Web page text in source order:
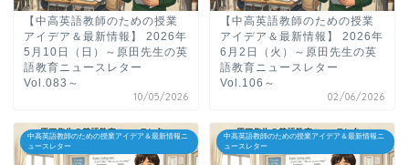
【中高英語教師のための授業
アイデア＆最新情報】 2026年
5月10日（日）～原田先生の英
語教育ニュースレター
Vol.083～
10/05/2026
【中高英語教師のための授業
アイデア＆最新情報】 2026年
6月2日（火）～原田先生の英
語教育ニュースレター
Vol.106～
02/06/2026
中高英語教師のための授業アイデア＆最新情報ニ
ュースレター
中高英語教師のための授業アイデア＆最新情報ニ
ュースレター